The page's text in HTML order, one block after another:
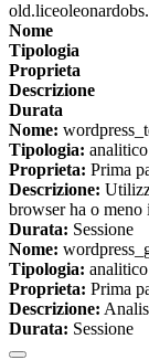
Nome
Tipologia
Proprieta
Descrizione
Durata
Nome:
Tipologia: analitico
Proprieta: Prima
Descrizione:
browser ha o
Durata: Sessione
Nome:
Tipologia: analitico
Proprieta: Prima
Descrizione:
Durata: Sessione